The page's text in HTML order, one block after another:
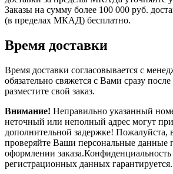
Заказы на сумму более 100 000 руб.
(в пределах МКАД) бесплатно.
Время доставки
Время доставки согласовывается с
обязательно свяжется с Вами сразу
разместите свой заказ.
Внимание! Неправильно указанный
неточный или неполный адрес могут
дополнительной задержке! Пожалуйста,
проверяйте Ваши персональные данные
оформлении
регистрационных данных гарантируется.